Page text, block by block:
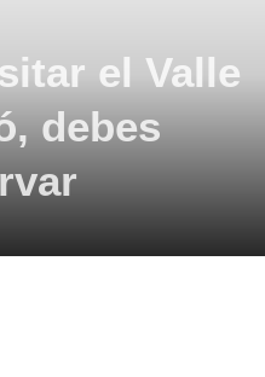
el Valle
debes